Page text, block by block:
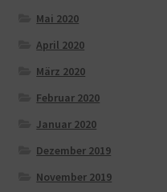
Mai 2020
April 2020
März 2020
Februar 2020
Januar 2020
Dezember 2019
November 2019